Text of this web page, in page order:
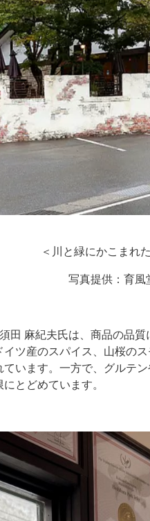
＜川と緑にかこまれ
写真提供：育風
田 麻紀夫氏は、商品の品
ツ産のスパイス、山桜の
います。一方で、グルテ
とどめています。